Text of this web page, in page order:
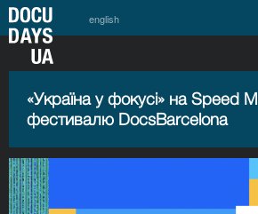
english
«Україна у фокусі» на Speed
фестивалю DocsBarcelona